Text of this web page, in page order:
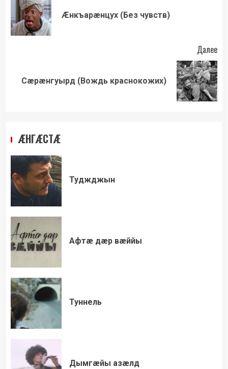
чтение
Æнкъарæнцух (Без чувств)
Далее
Следующая
Сæрæнгуырд (Вождь краснокожих)
ÆНГÆСТÆ
Туджджын
Афтæ дæр вæййы
Туннель
Дымгæйы азæлд